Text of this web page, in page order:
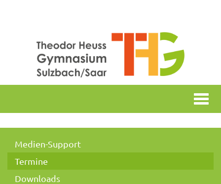
Medien-Support
Termine
Downloads